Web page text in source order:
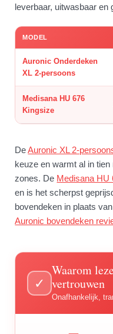
leverbaar, uitwasbaar en
MODEL
Auronic Onderdeken
XL 2-persoons
Medisana HU 676
Kingsize
DeAuronic XL 2-
keuze en warmt al in
zones. De Medisana HU
en is het scherpst
bovendeken in plaats
Auronic bovendeken
✓
Waarom
vertrouwen
Onafhankelijk,